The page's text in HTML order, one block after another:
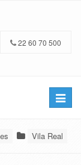
22 60 70 500
Toggle
Vila Real